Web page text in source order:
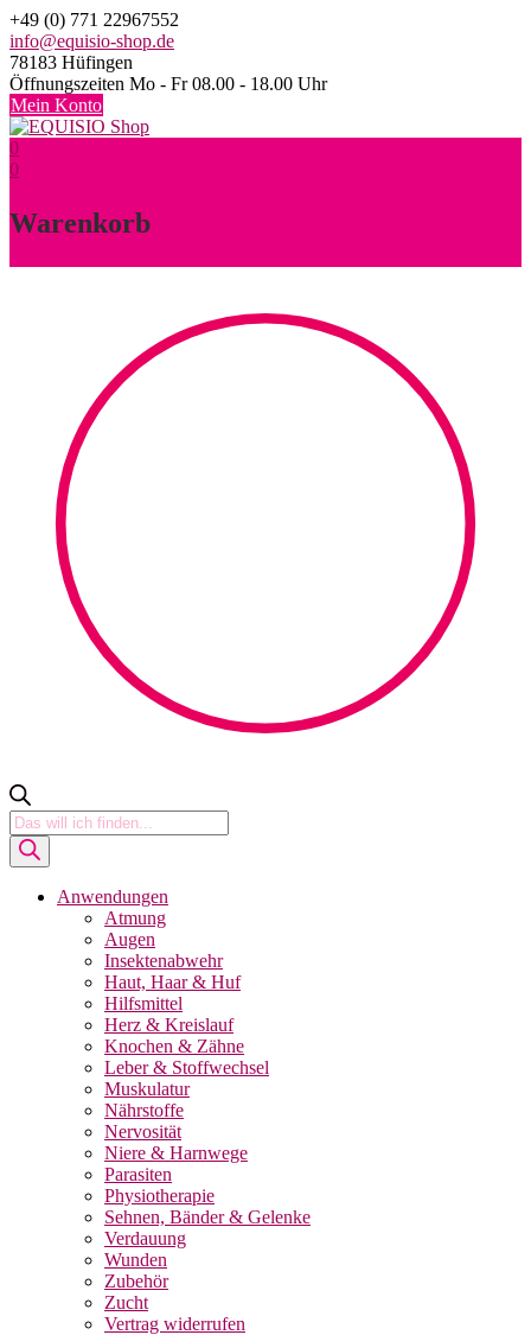
Skip
to
content
+49 (0) 771 22967552
info@equisio-shop.de
78183 Hüfingen
Öffnungszeiten Mo - Fr 08.00 - 18.00 Uhr
Mein Konto
0
0
Warenkorb
Products
search
Anwendungen
Atmung
Augen
Insektenabwehr
Haut, Haar & Huf
Hilfsmittel
Herz & Kreislauf
Knochen & Zähne
Leber & Stoffwechsel
Muskulatur
Nährstoffe
Nervosität
Niere & Harnwege
Parasiten
Physiotherapie
Sehnen, Bänder & Gelenke
Verdauung
Wunden
Zubehör
Zucht
Vertrag widerrufen